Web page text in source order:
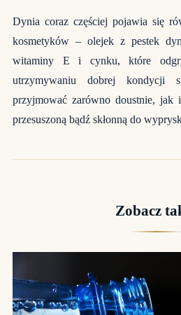
Dynia coraz częściej pojawia się
kosmetyków – olejek z pestek
witaminy E i cynku, które
utrzymywaniu dobrej kondycji
przyjmować zarówno doustnie, jak
przesuszoną bądź skłonną do
Zobacz